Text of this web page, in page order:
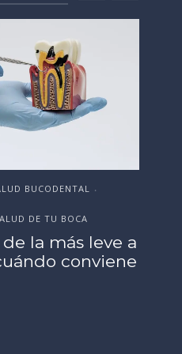
•
DE TU BOCA
sonrisa antes
o